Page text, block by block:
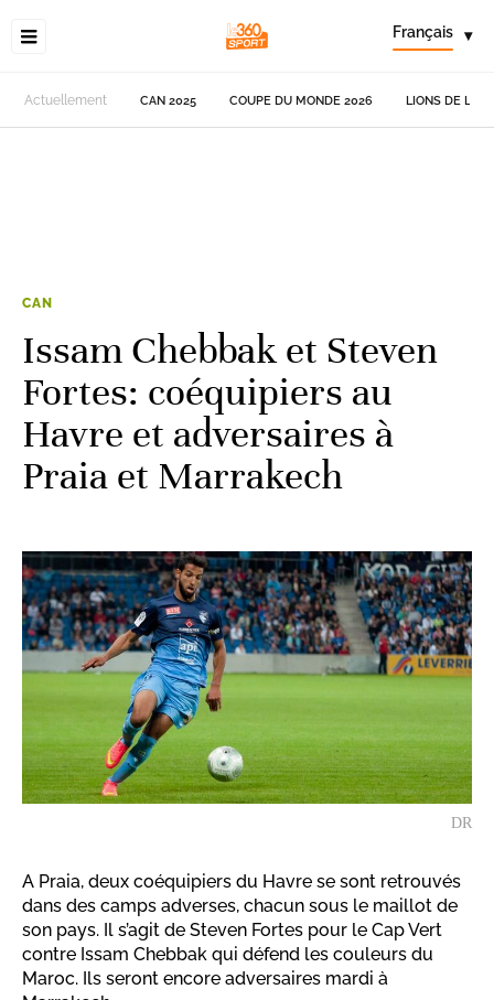
Français ▾
Actuellement CAN 2025 COUPE DU MONDE 2026 LIONS DE
CAN
Issam Chebbak et Steven
Fortes: coéquipiers au
Havre et adversaires à
Praia et Marrakech
DR
A Praia, deux coéquipiers du Havre se sont retrouvés
dans des camps adverses, chacun sous le maillot de
son pays. Il s’agit de Steven Fortes pour le Cap Vert
contre Issam Chebbak qui défend les couleurs du
Maroc. Ils seront encore adversaires mardi à